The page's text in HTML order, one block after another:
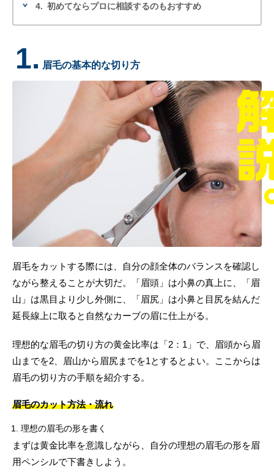
4. 初めてならプロに相談するのもおすすめ
1. 眉毛の基本的な切り方
眉毛をカットする際には、自分の顔全体のバランスを確認し
ながら整えることが大切だ。「眉頭」は小鼻の真上に、「眉
山」は黒目より少し外側に、「眉尻」は小鼻と目尻を結んだ
延長線上に取ると自然なカーブの眉に仕上がる。
理想的な眉毛の切り方の黄金比率は「2：1」で、眉頭から眉
山までを2、眉山から眉尻までを1とするとよい。ここからは
眉毛の切り方の手順を紹介する。
眉毛のカット方法・流れ
理想の眉毛の形を書く
まずは黄金比率を意識しながら、自分の理想の眉毛の形を眉
用ペンシルで下書きしよう。